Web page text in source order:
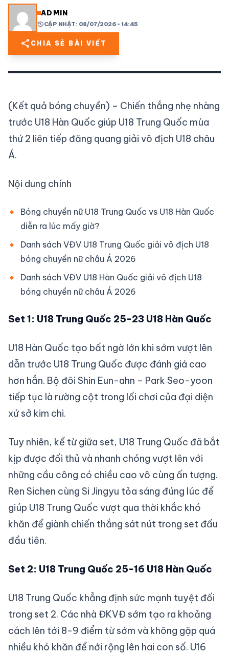
share mail
ADMIN
historyCẬP NHẬT: 08/07/2026 - 14:45
share CHIA SẺ BÀI VIẾT
(Kết quả bóng chuyền) – Chiến thắng nhẹ nhàng
trước U18 Hàn Quốc giúp U18 Trung Quốc mùa
thứ 2 liên tiếp đăng quang giải vô địch U18 châu
Á.
Nội dung chính
Bóng chuyền nữ U18 Trung Quốc vs U18 Hàn Quốc
diễn ra lúc mấy giờ?
Danh sách VĐV U18 Trung Quốc giải vô địch U18
bóng chuyền nữ châu Á 2026
Danh sách VĐV U18 Hàn Quốc giải vô địch U18
bóng chuyền nữ châu Á 2026
Set 1: U18 Trung Quốc 25-23 U18 Hàn Quốc
U18 Hàn Quốc tạo bất ngờ lớn khi sớm vượt lên
dẫn trước U18 Trung Quốc được đánh giá cao
hơn hẳn. Bộ đôi Shin Eun-ahn – Park Seo-yoon
tiếp tục là rường cột trong lối chơi của đại diện
xứ sở kim chi.
Tuy nhiên, kể từ giữa set, U18 Trung Quốc đã bắt
kịp được đối thủ và nhanh chóng vượt lên với
những cầu công có chiều cao vô cùng ấn tượng.
Ren Sichen cùng Si Jingyu tỏa sáng đúng lúc để
giúp U18 Trung Quốc vượt qua thời khắc khó
khăn để giành chiến thắng sát nút trong set đấu
đầu tiên.
Set 2: U18 Trung Quốc 25-16 U18 Hàn Quốc
U18 Trung Quốc khẳng định sức mạnh tuyệt đối
trong set 2. Các nhà ĐKVĐ sớm tạo ra khoảng
cách lên tới 8-9 điểm từ sớm và không gặp quá
nhiều khó khăn để nới rộng lên hai con số. U16